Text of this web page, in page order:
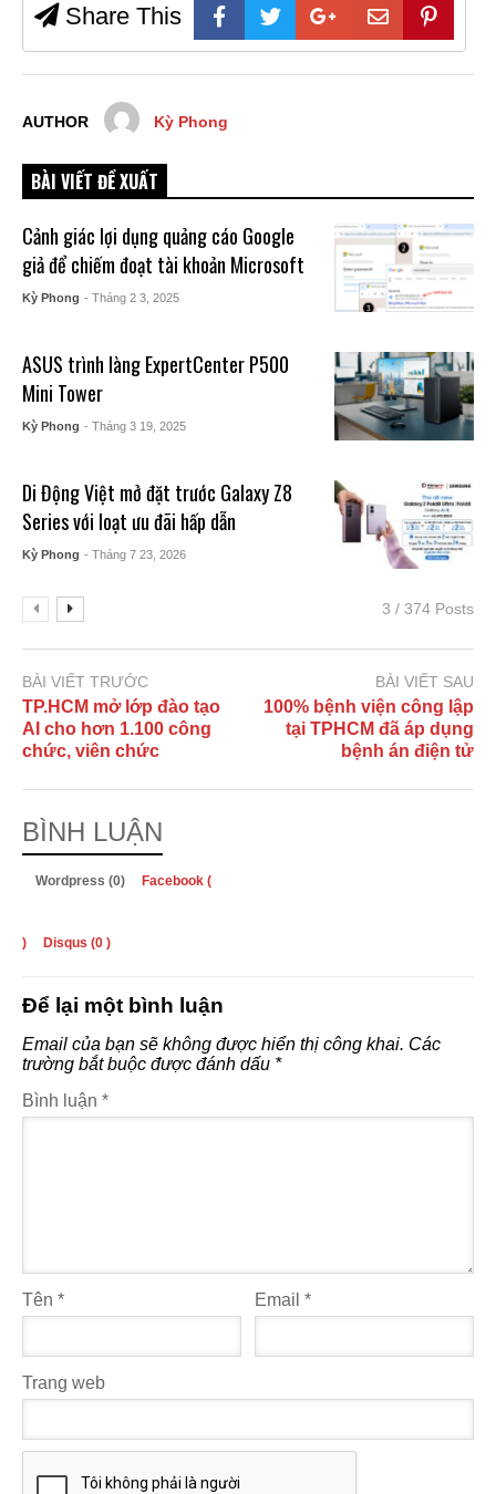
Share This
AUTHOR Kỳ Phong
BÀI VIẾT ĐỀ XUẤT
Cảnh giác lợi dụng quảng cáo Google
giả để chiếm đoạt tài khoản Microsoft
Kỳ Phong - Tháng 2 3, 2025
ASUS trình làng ExpertCenter P500
Mini Tower
Kỳ Phong - Tháng 3 19, 2025
Di Động Việt mở đặt trước Galaxy Z8
Series với loạt ưu đãi hấp dẫn
Kỳ Phong - Tháng 7 23, 2026
3 / 374 Posts
BÀI VIẾT TRƯỚC
TP.HCM mở lớp đào tạo
AI cho hơn 1.100 công
chức, viên chức
BÀI VIẾT SAU
100% bệnh viện công lập
tại TPHCM đã áp dụng
bệnh án điện tử
BÌNH LUẬN
Wordpress (0) Facebook (
) Disqus (0 )
Để lại một bình luận
Email của bạn sẽ không được hiển thị công khai. Các
trường bắt buộc được đánh dấu *
Bình luận *
Tên * Email*
Trang web